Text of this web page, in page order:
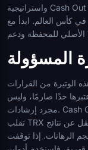
واستراتيجية Cash Out واضحة، وستحصل على إعداد مراهنة مباشرة
المسؤولة
الوتيرة من القرارات
حدًا صارمًا، وليس
مجرد إرشادات. Cash Out هي أداة لإدارة المخاطر، وليست ضمانًا للربح.
تقلب TRX يعني أن قيمة رصيدك يمكن أن تتحرك بشكل مستقل عن نتائج
الرهانات. إذا توقفت